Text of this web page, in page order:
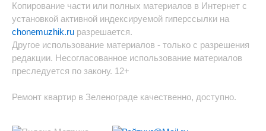
Копирование части или полных материалов в Интернет с
установкой активной индексируемой гиперссылки на
chonemuzhik.ru разрешается.
Другое использование материалов - только с разрешения
редакции. Несогласованное использование материалов
преследуется по закону. 12+
Ремонт квартир в Зеленограде качественно, доступно.